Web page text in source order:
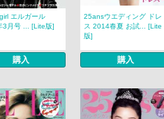
エルガール
3月号 ... [Lite版]
購入
25ansウエディング ドレ
ス 2014春夏 お試... [Lite
版]
購入